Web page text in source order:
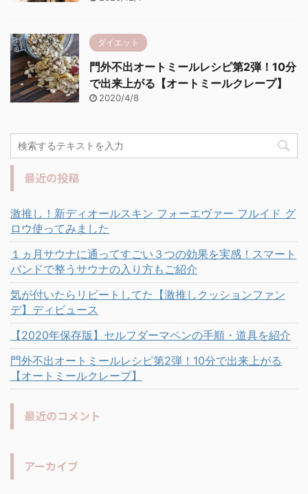
ダイエット
門外不出オートミールレシピ第2弾！10分
で出来上がる【オートミールクレープ】
2020/4/8
最近の投稿
激推し！新ディオールスキン フォーエヴァー フルイド グ
ロウ使ってみました
１ヵ月サウナに通ってすごい３つの効果を実感！スマート
バンドで整うサウナの入り方もご紹介
気が付いたらリピートしてた【激推しクッションファン
デ】ディビュース
【2020年保存版】セルフダーマペンの手順・道具を紹介
門外不出オートミールレシピ第2弾！10分で出来上がる
【オートミールクレープ】
最近のコメント
アーカイブ